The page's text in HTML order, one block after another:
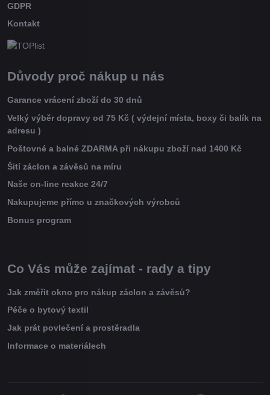
GDPR
Kontakt
Důvody proč nákup u nás
Garance vrácení zboží do 30 dnů
Velký výběr dopravy od 75 Kč ( výdejní místa, boxy či balík na
adresu )
Poštovné a balné ZDARMA při nákupu zboží nad 1400 Kč
Šití záclon a závěsů na míru
Naše on-line reakce 24/7
Nakupujeme přímo u značkových výrobců
Bonus program
Co Vás může zajímat - rady a tipy
Jak změřit okno pro nákup záclon a závěsů?
Péče o bytový textil
Jak prát povlečení a prostěradla
Informace o materiálech